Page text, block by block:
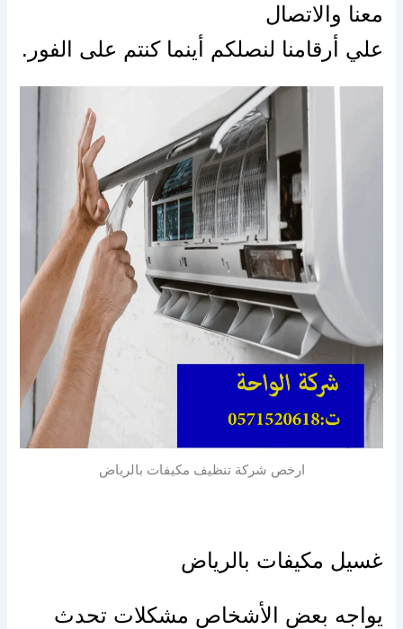
معنا والاتصال
علي أرقامنا لنصلكم أينما كنتم على الفور.
ارخص شركة تنظيف مكيفات بالرياض
غسيل مكيفات بالرياض
يواجه بعض الأشخاص مشكلات تحدث